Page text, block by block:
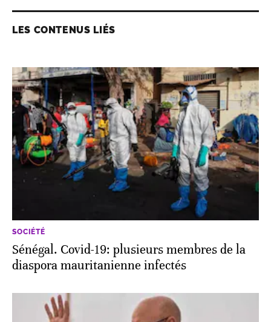
LES CONTENUS LIÉS
SOCIÉTÉ
Sénégal. Covid-19: plusieurs membres de la
diaspora mauritanienne infectés